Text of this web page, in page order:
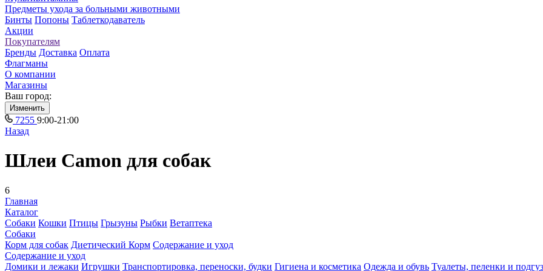
Предметы ухода за больными животными
Бинты Попоны Таблеткодаватель
Акции
Покупателям
Бренды Доставка Оплата
Флагманы
О компании
Магазины
Ваш город:
Изменить
7255 9:00-21:00
Назад
Шлеи Camon для собак
6
Главная
Каталог
Собаки Кошки Птицы Грызуны Рыбки Ветаптека
Собаки
Корм для собак Диетический Корм Содержание и уход
Содержание и уход
Домики и лежаки Игрушки Транспортировка, переноски, будки Гигиена и косметика Одежда и обувь Туалеты, пеленки и